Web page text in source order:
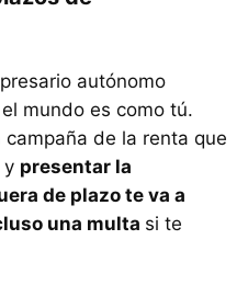
autónomo
mundo es como tú.
de la renta que
y presentar la
de plazo te va a
una multa si te